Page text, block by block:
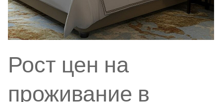
Рост цен на
проживание в